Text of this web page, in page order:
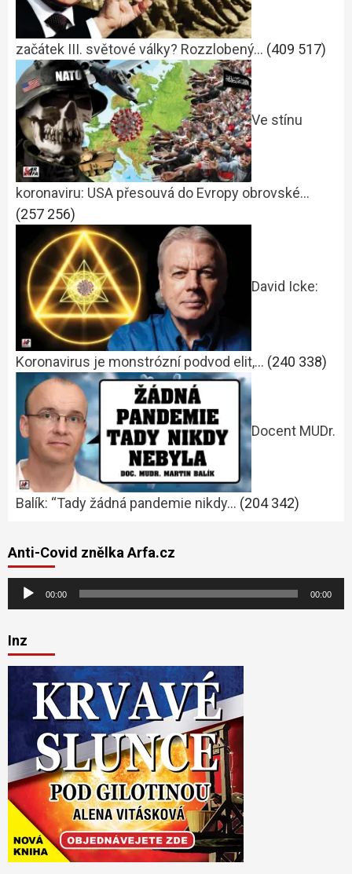
začátek III. světové války? Rozzlobený… (409 517)
Ve stínu
koronaviru: USA přesouvá do Evropy obrovské…
(257 256)
David Icke:
Koronavirus je monstrózní podvod elit,… (240 338)
Docent MUDr.
Balík: “Tady žádná pandemie nikdy… (204 342)
Anti-Covid znělka Arfa.cz
Audio
přehrávač
00:00 00:00
Inz